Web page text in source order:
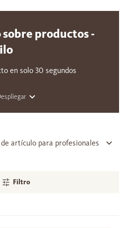
productos -
en solo 30 segundos
artículo para profesionales
Filtro